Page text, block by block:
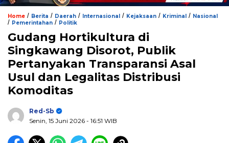
Home / Berita / Daerah / Internasional / Kejaksaan / Kriminal / Nasional
/ Pemerintahan / Politik
Gudang Hortikultura di
Singkawang Disorot, Publik
Pertanyakan Transparansi Asal
Usul dan Legalitas Distribusi
Komoditas
Red-Sb
Senin, 15 Juni 2026 - 16:51 WIB